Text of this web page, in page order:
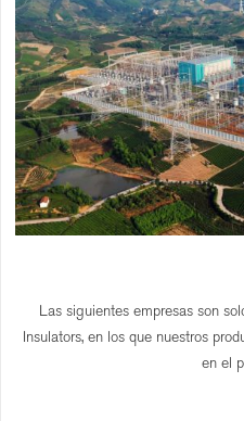
Las siguientes empresas son
Insulators, en los que nuestros
en el